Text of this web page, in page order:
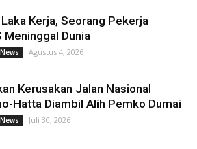
Kerja, Seorang Pekerja
Meninggal Dunia
Agustus 4, 2026
Kerusakan Jalan Nasional
Hatta Diambil Alih Pemko Dumai
Juli 30, 2026